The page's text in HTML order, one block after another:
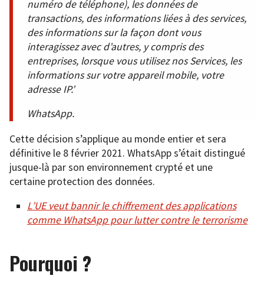
numéro de téléphone), les données de
transactions, des informations liées à des services,
des informations sur la façon dont vous
interagissez avec d’autres, y compris des
entreprises, lorsque vous utilisez nos Services, les
informations sur votre appareil mobile, votre
adresse IP.’
WhatsApp.
Cette décision s’applique au monde entier et sera
définitive le 8 février 2021. WhatsApp s’était distingué
jusque-là par son environnement crypté et une
certaine protection des données.
L’UE veut bannir le chiffrement des applications
comme WhatsApp pour lutter contre le terrorisme
Pourquoi ?